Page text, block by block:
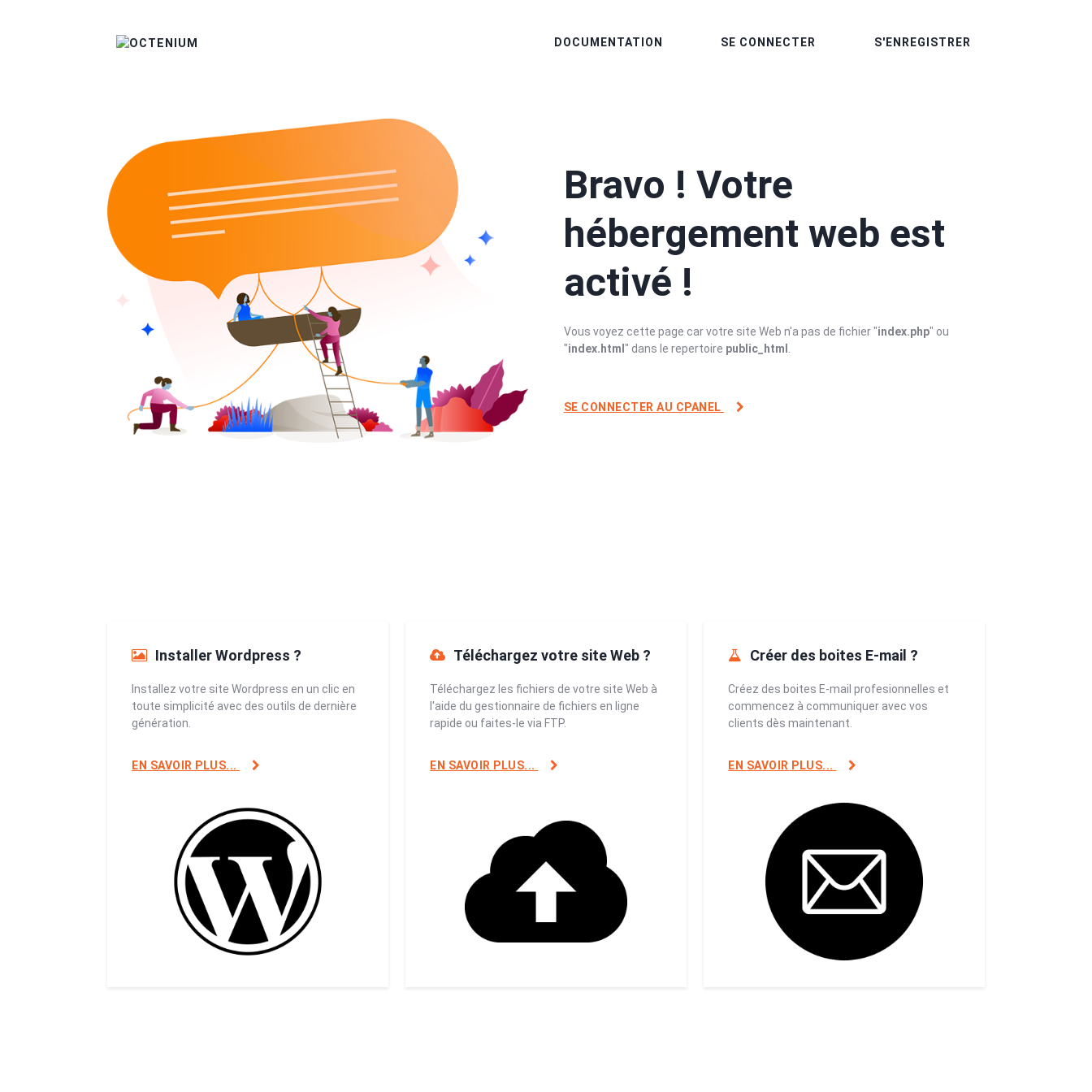
DOCUMENTATION SE CONNECTER S'ENREGISTRER
Bravo ! Votre
hébergement web est
activé !
Vous voyez cette page car votre site Web n'a pas de fichier "index.php" ou
"index.html " dans le repertoire public_html
SE CONNECTER AU CPANEL
Installer Wordpress ?
Installez votre site Wordpress en un clic en
toute simplicité avec des outils de dernière
génération.
EN SAVOIR PLUS...
Téléchargez votre site Web ?
Téléchargez les fichiers de votre site Web à
l'aide du gestionnaire de fichiers en ligne
rapide ou faites-le via FTP.
EN SAVOIR PLUS...
Créer des boites E-mail ?
Créez des boites E-mail profesionnelles et
commencez à communiquer avec vos
clients dès maintenant.
EN SAVOIR PLUS...